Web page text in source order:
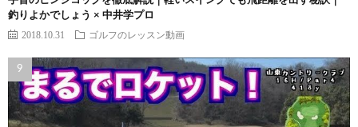
釣りよかでしょう × 中井学プロ
2018.10.31 ゴルフのレッスン動画